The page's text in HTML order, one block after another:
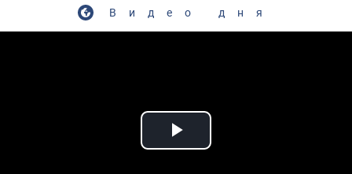
Видео дня
Play Video